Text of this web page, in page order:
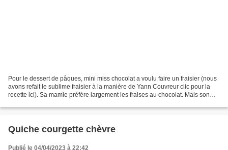
Pour le dessert de pâques, mini miss chocolat a voulu faire un fraisier (nous
avons refait le sublime fraisier à la manière de Yann Couvreur clic pour la
recette ici). Sa mamie préfère largement les fraises au chocolat. Mais son
Quiche courgette chèvre
Publié le 04/04/2023 à 22:42